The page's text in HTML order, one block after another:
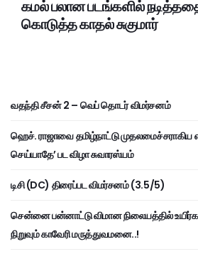
கமல் பலான படங்களில்
கொடுத்த காதல் சுகுமார்
வதந்தி சீசன் 2 – வெப் தொடர் விமர்சனம்
ஹெச். ராஜாவை தமிழ்நாட்டு முதலமைச்சராகிய
செய்யாதே’ பட விழா சுவாரஸ்யம்
டிசி (DC) திரைப்பட விமர்சனம் (3.5/5)
சென்னை பன்னாட்டு விமான நிலையத்தில்
நிறுவும் காவேரி மருத்துவமனை..!